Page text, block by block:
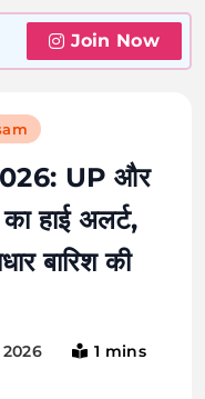
Join Now
UP और
हाई अलर्ट,
बारिश की
1 mins